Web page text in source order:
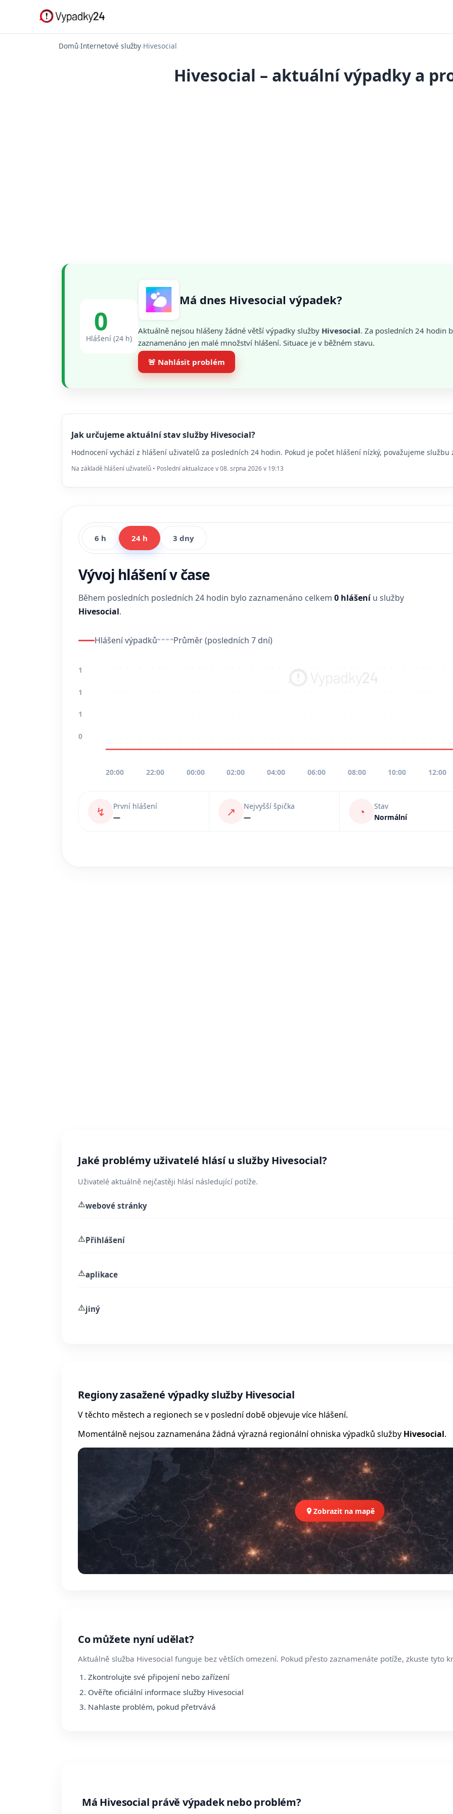
Domů›Internetové služby›Hivesocial
Hivesocial – aktuální výpadky a
0
Hlášení (24 h)
Má dnes Hivesocial výpadek?
Aktuálně nejsou hlášeny žádné větší výpadky služby Hivesocial. Za posledních 24 hodin
zaznamenáno jen malé množství hlášení. Situace je v běžném stavu.
🚨 Nahlásit problém
Jak určujeme aktuální stav služby Hivesocial?
Hodnocení vychází z hlášení uživatelů za posledních 24 hodin. Pokud je počet hlášení nízký, považujeme službu
Na základě hlášení uživatelů • Poslední aktualizace v 08. srpna 2026 v 19:13
6 h 24 h 3 dny
Vývoj hlášení v čase
Během posledních posledních 24 hodin bylo zaznamenáno celkem 0 hlášeníu služby
Hivesocial.
Hlášení výpadků Průměr (posledních 7 dní)
1
1
1
0
20:00 22:00 00:00 02:00 04:00 06:00 08:00 10:00 12:00
↯
První hlášení
—
↗
Nejvyšší špička
—
◔
Stav
Normální
Jaké problémy uživatelé hlásí u služby Hivesocial?
Uživatelé aktuálně nejčastěji hlásí následující potíže.
⚠️webové stránky
⚠️Přihlášení
⚠️aplikace
⚠️jiný
Regiony zasažené výpadky služby Hivesocial
V těchto městech a regionech se v poslední době objevuje více hlášení.
Momentálně nejsou zaznamenána žádná výrazná regionální ohniska výpadků služby Hivesocial.
Zobrazit na mapě
Co můžete nyní udělat?
Aktuálně služba Hivesocial funguje bez větších omezení. Pokud přesto zaznamenáte potíže, zkuste tyto
Zkontrolujte své připojení nebo zařízení
Ověřte oficiální informace služby Hivesocial
Nahlaste problém, pokud přetrvává
Má Hivesocial právě výpadek nebo problém?